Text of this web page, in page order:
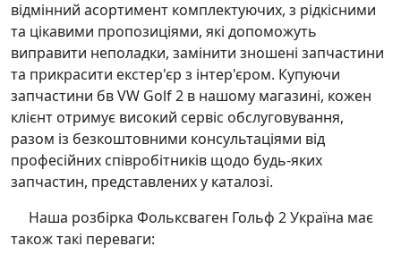
відмінний асортимент комплектуючих, з рідкісними
та цікавими пропозиціями, які допоможуть
виправити неполадки, замінити зношені запчастини
та прикрасити екстер'єр з інтер'єром. Купуючи
запчастини бв VW Golf 2 в нашому магазині, кожен
клієнт отримує високий сервіс обслуговування,
разом із безкоштовними консультаціями від
професійних співробітників щодо будь-яких
запчастин, представлених у каталозі.
Наша розбірка Фольксваген Гольф 2 Україна має
також такі переваги: